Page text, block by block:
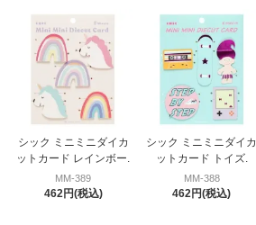
シック ミニミニダイカ
ットカード レインボー.
MM-389
462円(税込)
シック ミニミニダイカ
ットカード トイズ.
MM-388
462円(税込)